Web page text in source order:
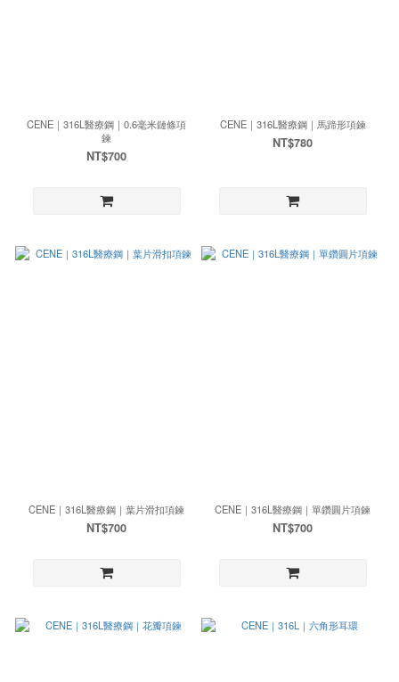
CENE｜316L醫療鋼｜0.6毫米鏈條項
鍊
NT$700
CENE｜316L醫療鋼｜馬蹄形項鍊
NT$780
CENE｜316L醫療鋼｜葉片滑扣項鍊
NT$700
CENE｜316L醫療鋼｜單鑽圓片項鍊
NT$700